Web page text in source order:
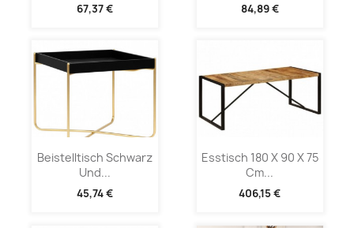
67,37 € 84,89 €
Beistelltisch Schwarz
Und...
45,74 €
Esstisch 180 X 90 X 75
Cm...
406,15 €